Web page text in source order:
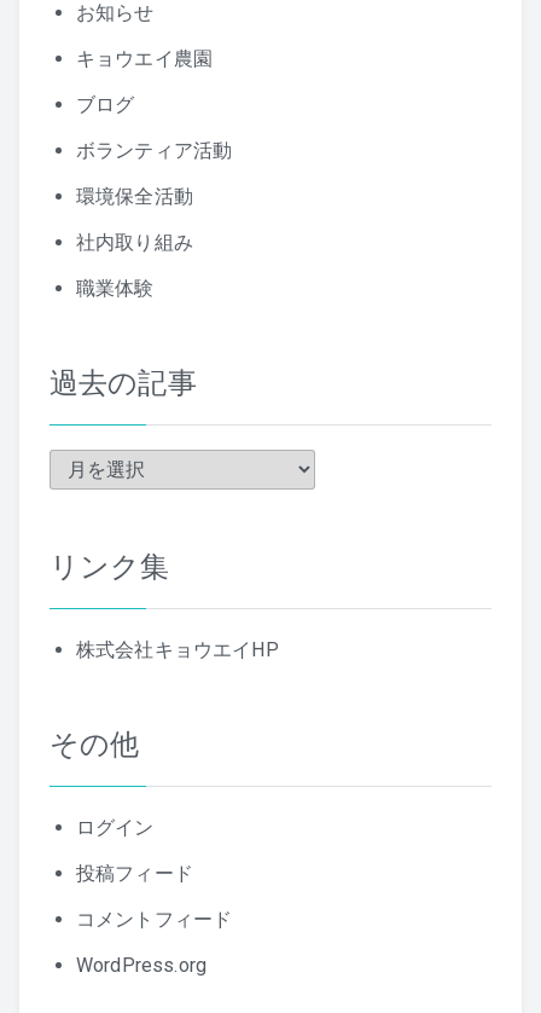
お知らせ
キョウエイ農園
ブログ
ボランティア活動
環境保全活動
社内取り組み
職業体験
過去の記事
記
リンク集
株式会社キョウエイHP
その他
ログイン
投稿フィード
コメントフィード
WordPress.org